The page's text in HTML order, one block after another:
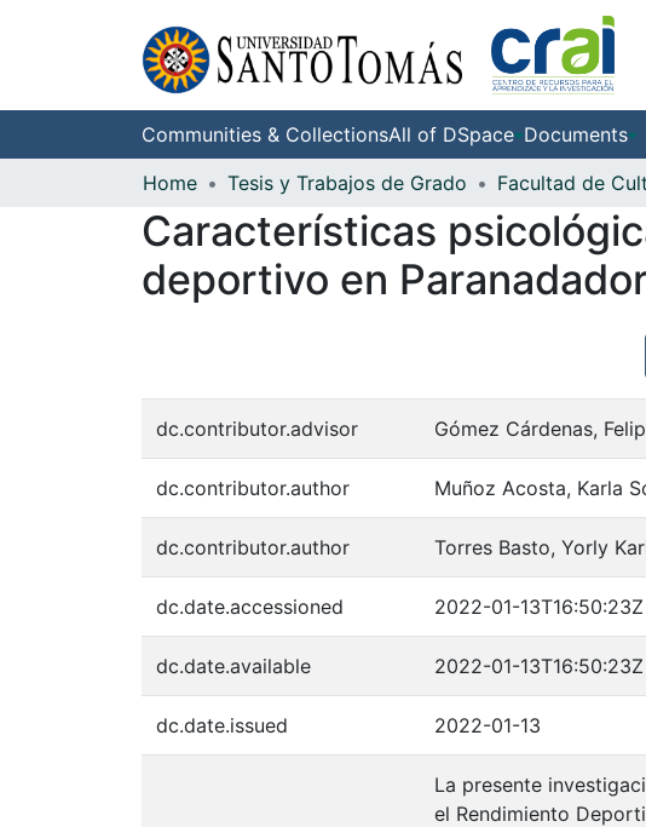
Communities & CollectionsAll of DSpace Documents
Home
Tesis y Trabajos de Grado
Características
deportivo en
dc.contributor.advisor Gómez Cárdenas,
dc.contributor.author Muñoz Acosta, Karla
dc.contributor.author Torres Basto, Yorly
dc.date.accessioned 2022-01-13T16:50:23Z
dc.date.available 2022-01-13T16:50:23Z
dc.date.issued 2022-01-13
La presente
el Rendimiento